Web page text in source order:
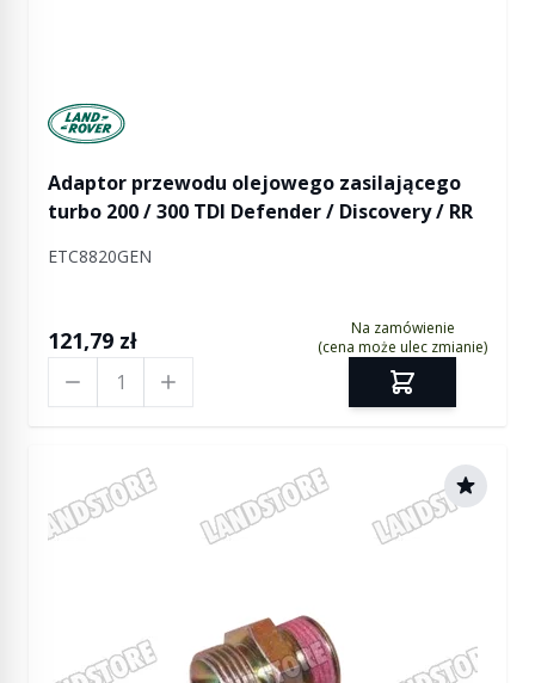
Manufactured by Land rover
Adaptor przewodu olejowego zasilającego
turbo 200 / 300 TDI Defender / Discovery / RR
ETC8820GEN
121,79 zł
Na zamówienie
(cena może ulec zmianie)